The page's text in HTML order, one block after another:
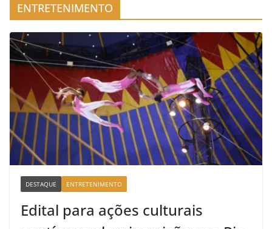
ENTRETENIMENTO
DESTAQUE ENTRETENIMENTO
Edital para ações culturais